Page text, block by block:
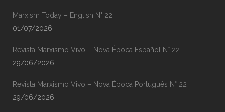
Marxism Today – English N° 22
01/07/2026
Revista Marxismo Vivo – Nova Época Español N° 22
29/06/2026
Revista Marxismo Vivo – Nova Época Português N° 22
29/06/2026